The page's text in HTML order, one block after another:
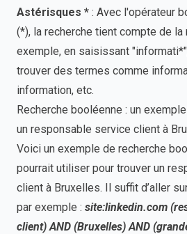
Astérisques * : Avec l'opérateur
(*), la recherche tient compte de la
exemple, en saisissant
trouver des termes comme
information, etc.
Recherche booléenne : un
un responsable service client à
Voici un exemple de recherche
pourrait utiliser pour trouver un
client à Bruxelles. Il suffit d’aller
par exemple : site:linkedin.com
client) AND (Bruxelles) AND